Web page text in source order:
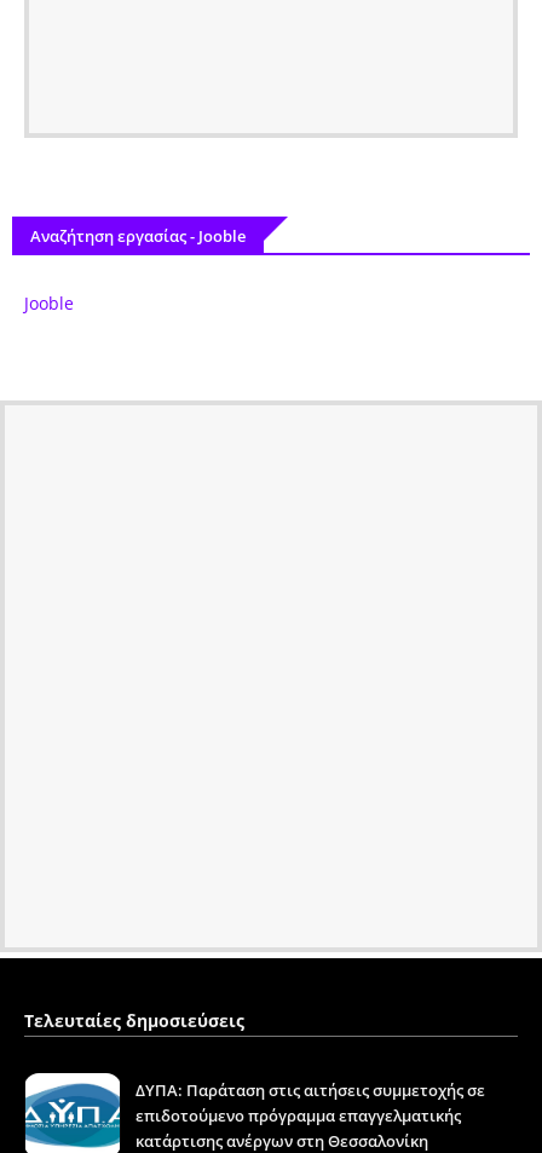
Αναζήτηση εργασίας - Jooble
Jooble
Τελευταίες δημοσιεύσεις
ΔΥΠΑ: Παράταση στις αιτήσεις συμμετοχής σε
επιδοτούμενο πρόγραμμα επαγγελματικής
κατάρτισης ανέργων στη Θεσσαλονίκη